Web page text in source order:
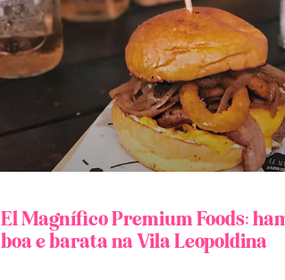
El Magnífico Premium Foods:
boa e barata na Vila Leopoldina